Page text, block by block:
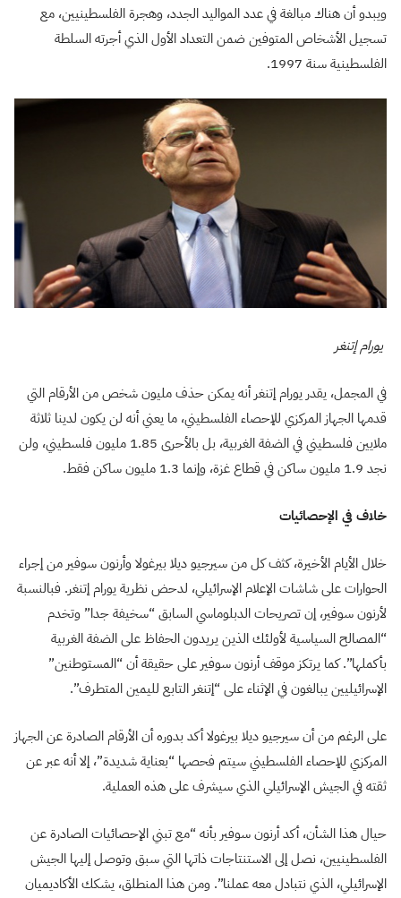
ويبدو أن هناك مبالغة في عدد المواليد الجدد، وهجرة الفلسطينيين، مع
تسجيل الأشخاص المتوفين ضمن التعداد الأول الذي أجرته السلطة
الفلسطينية سنة 1997.
يورام إتنغر
في المجمل، يقدر يورام إتنغر أنه يمكن حذف مليون شخص من الأرقام التي
قدمها الجهاز المركزي للإحصاء الفلسطيني، ما يعني أنه لن يكون لدينا ثلاثة
ملايين فلسطيني في الضفة الغربية، بل بالأحرى 1.85 مليون فلسطيني، ولن
نجد 1.9 مليون ساكن في قطاع غزة، وإنما 1.3 مليون ساكن فقط.
خلاف في الإحصائيات
خلال الأيام الأخيرة، كثف كل من سيرجيو ديلا بيرغولا وأرنون سوفير من إجراء
الحوارات على شاشات الإعلام الإسرائيلي، لدحض نظرية يورام إتنغر. فبالنسبة
لأرنون سوفير، إن تصريحات الدبلوماسي السابق “سخيفة جدا” وتخدم
“المصالح السياسية لأولئك الذين يريدون الحفاظ على الضفة الغربية
بأكملها”. كما يرتكز موقف أرنون سوفير على حقيقة أن “المستوطنين”
الإسرائيليين يبالغون في الإثناء على “إتنغر التابع لليمين المتطرف”.
على الرغم من أن سيرجيو ديلا بيرغولا أكد بدوره أن الأرقام الصادرة عن الجهاز
المركزي للإحصاء الفلسطيني سيتم فحصها “بعناية شديدة”، إلا أنه عبر عن
ثقته في الجيش الإسرائيلي الذي سيشرف على هذه العملية.
حيال هذا الشأن، أكد أرنون سوفير بأنه “مع تبني الإحصائيات الصادرة عن
الفلسطينيين، نصل إلى الاستنتاجات ذاتها التي سبق وتوصل إليها الجيش
الإسرائيلي، الذي نتبادل معه عملنا”. ومن هذا المنطلق، يشكك الأكاديميان